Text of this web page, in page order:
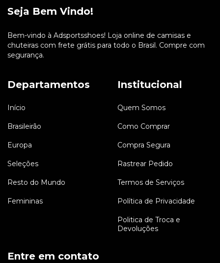
Seja Bem Vindo!
Bem-vindo à Adsportsshoes! Loja online de camisas e
chuteiras com frete grátis para todo o Brasil. Compre com
segurança.
Departamentos
Início
Brasileirão
Europa
Seleções
Resto do Mundo
Femininas
Institucional
Quem Somos
Como Comprar
Compra Segura
Rastrear Pedido
Termos de Serviços
Política de Privacidade
Politica de Troca e
Devoluções
Entre em contato